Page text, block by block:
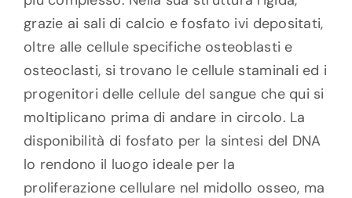
grazie ai sali di calcio e fosfato ivi depositati,
oltre alle cellule specifiche osteoblasti e
osteoclasti, si trovano le cellule staminali ed i
progenitori delle cellule del sangue che qui si
moltiplicano prima di andare in circolo. La
disponibilità di fosfato per la sintesi del DNA
lo rendono il luogo ideale per la
proliferazione cellulare nel midollo osseo, ma